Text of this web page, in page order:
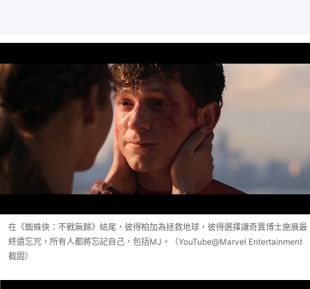
在《蜘蛛俠：不戰無歸》結尾，彼得柏加為拯救地球，彼得選擇讓奇異博士施展最
終遺忘咒，所有人都將忘記自己，包括MJ。（YouTube@Marvel Entertainment
截圖）